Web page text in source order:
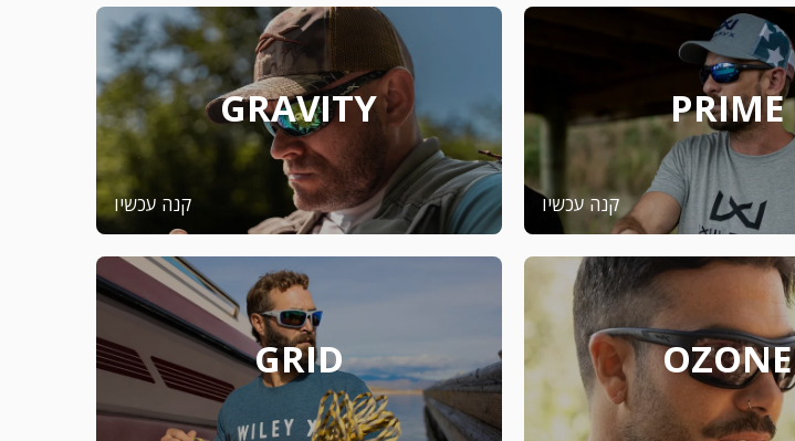
PRIME
קנה עכשיו
GRAVITY
קנה עכשיו
OZONE
GRID